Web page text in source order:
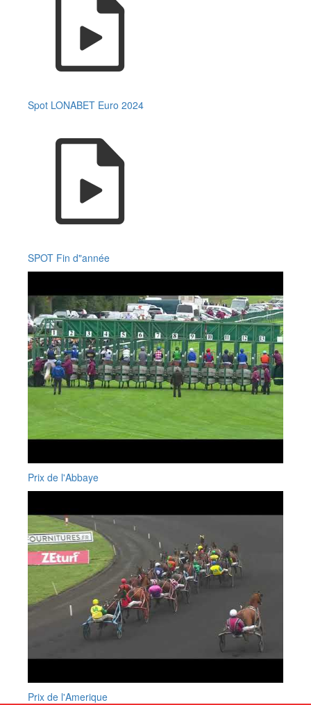
Spot LONABET Euro 2024
SPOT Fin d"année
Prix de l'Abbaye
Prix de l'Amerique